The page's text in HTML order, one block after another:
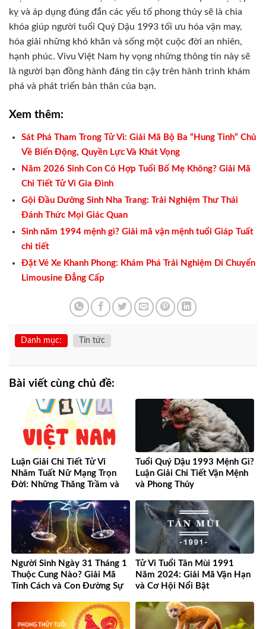
kỵ và áp dụng đúng đắn các yếu tố phong thủy sẽ là chìa
khóa giúp người tuổi Quý Dậu 1993 tối ưu hóa vận may,
hóa giải những khó khăn và sống một cuộc đời an nhiên,
hạnh phúc. Vivu Việt Nam hy vọng những thông tin này sẽ
là người bạn đồng hành đáng tin cậy trên hành trình khám
phá và phát triển bản thân của bạn.
Xem thêm:
Sát Phá Tham Trong Tử Vi: Giải Mã Bộ Ba “Hung Tinh” Chủ
Về Biến Động, Quyền Lực Và Khát Vọng
Năm 2026 Sinh Con Có Hợp Tuổi Bố Mẹ Không? Giải Mã
Chi Tiết Tử Vi Gia Đình
Gội Đầu Dưỡng Sinh Nha Trang: Trải Nghiệm Thư Thái
Đánh Thức Mọi Giác Quan
Sinh năm 1994 mệnh gì? Giải mã vận mệnh tuổi Giáp Tuất
chi tiết
Đặt Vé Xe Khanh Phong: Khám Phá Trải Nghiệm Di Chuyển
Limousine Đẳng Cấp
Danh mục: Tin tức
Bài viết cùng chủ đề:
Luận Giải Chi Tiết Tử Vi
Nhâm Tuất Nữ Mạng Trọn
Đời: Những Thăng Trầm và
Tuổi Quý Dậu 1993 Mệnh Gì?
Luận Giải Chi Tiết Vận Mệnh
và Phong Thủy
Người Sinh Ngày 31 Tháng 1
Thuộc Cung Nào? Giải Mã
Tính Cách và Con Đường Sự
Tử Vi Tuổi Tân Mùi 1991
Năm 2024: Giải Mã Vận Hạn
và Cơ Hội Nổi Bật